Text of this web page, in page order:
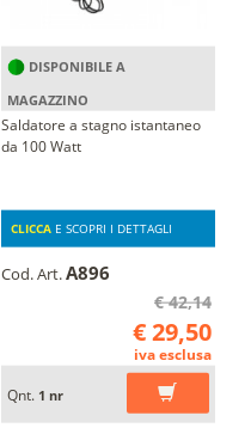
DISPONIBILE A
MAGAZZINO
Saldatore a stagno istantaneo
da 100 Watt
CLICCA E SCOPRI I DETTAGLI
Cod. Art.A896
€ 42,14
€ 29,50
iva esclusa
Qnt. 1 nr